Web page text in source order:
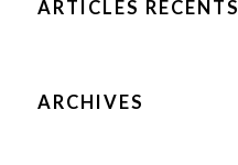
ARTICLES RÉCENTS
ARCHIVES